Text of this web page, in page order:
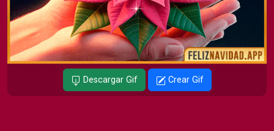
Descargar Gif Crear Gif